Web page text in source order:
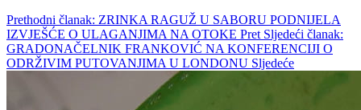
Prethodni članak: ZRINKA RAGUŽ U SABORU PODNIJELA
IZVJEŠĆE O ULAGANJIMA NA OTOKE Pret Sljedeći članak:
GRADONAČELNIK FRANKOVIĆ NA KONFERENCIJI O
ODRŽIVIM PUTOVANJIMA U LONDONU Sljedeće